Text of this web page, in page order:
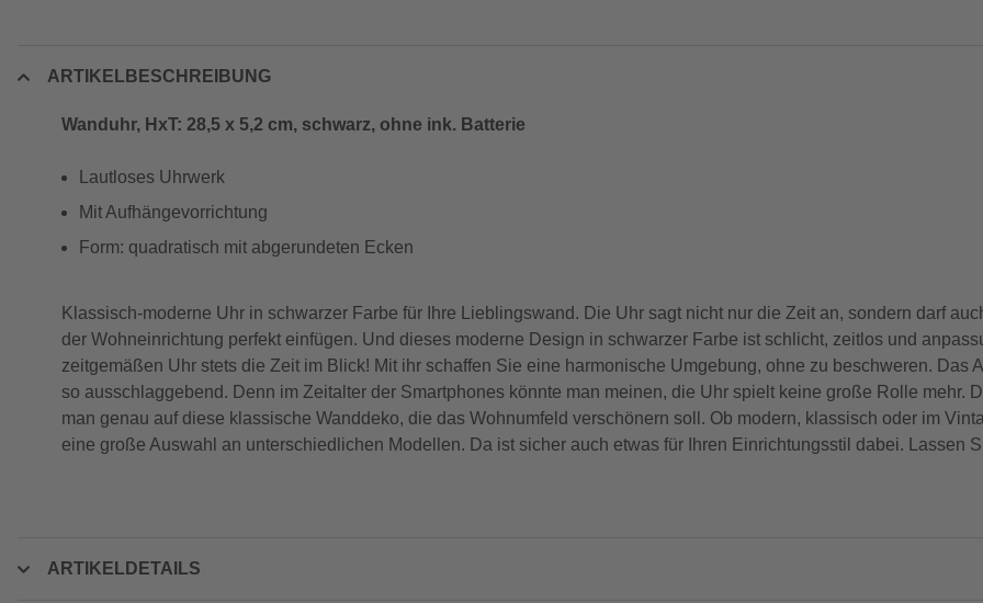
ARTIKELBESCHREIBUNG
Wanduhr, HxT: 28,5 x 5,2 cm, schwarz, ohne ink. Batterie
Lautloses Uhrwerk
Mit Aufhängevorrichtung
Form: quadratisch mit abgerundeten Ecken
Klassisch-moderne Uhr in schwarzer Farbe für Ihre Lieblingswand. Die Uhr sagt nicht nur die Zeit an, sondern darf
der Wohneinrichtung perfekt einfügen. Und dieses moderne Design in schwarzer Farbe ist schlicht, zeitlos und
zeitgemäßen Uhr stets die Zeit im Blick! Mit ihr schaffen Sie eine harmonische Umgebung, ohne zu beschweren. Das
so ausschlaggebend. Denn im Zeitalter der Smartphones könnte man meinen, die Uhr spielt keine große Rolle mehr.
man genau auf diese klassische Wanddeko, die das Wohnumfeld verschönern soll. Ob modern, klassisch oder im
eine große Auswahl an unterschiedlichen Modellen. Da ist sicher auch etwas für Ihren Einrichtungsstil dabei. Lassen
ARTIKELDETAILS